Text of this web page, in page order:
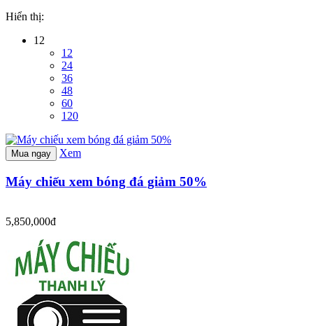
Hiển thị:
12
12
24
36
48
60
120
Mua ngay Xem
Máy chiếu xem bóng đá giảm 50%
5,850,000đ